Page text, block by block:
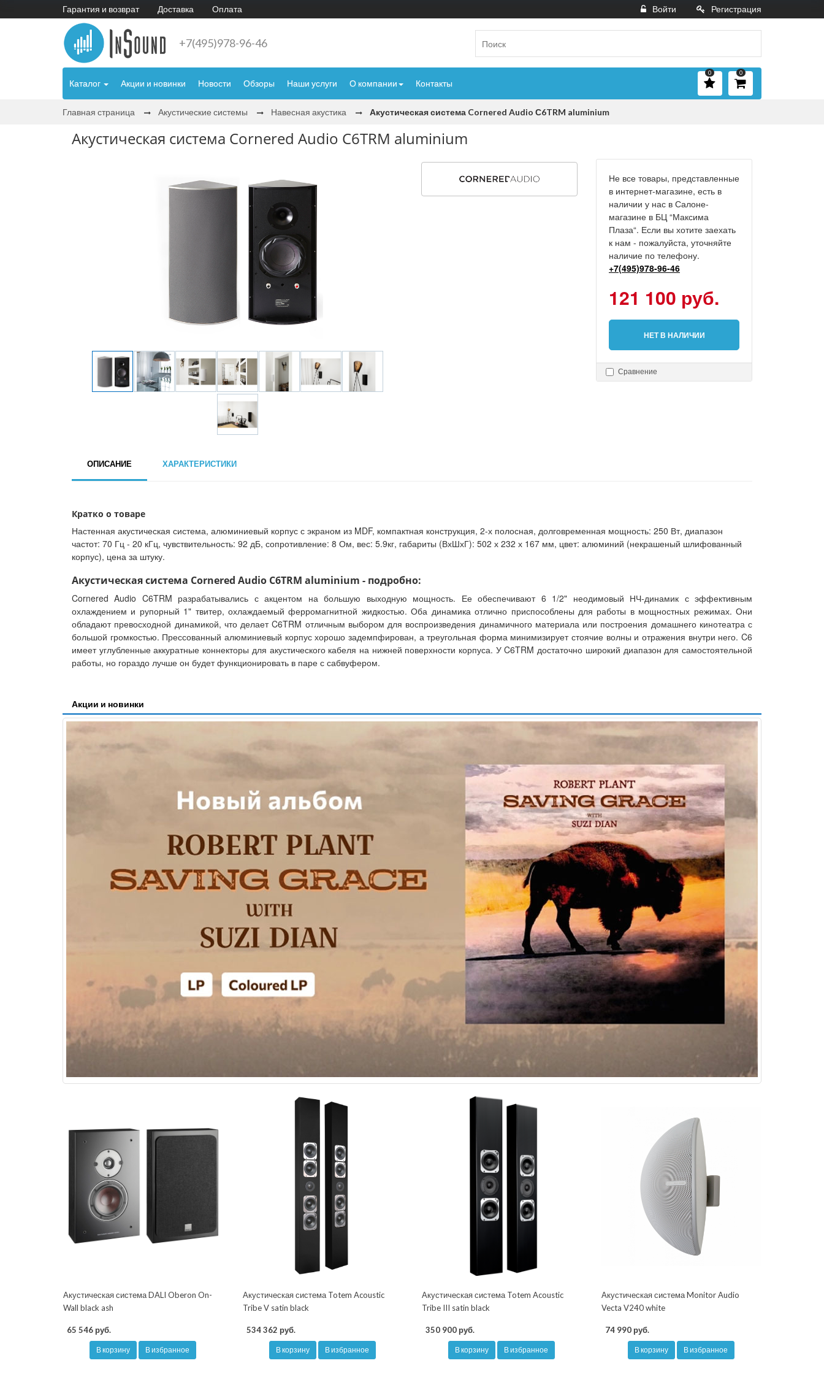
Гарантия и возврат Доставка Оплата Войти Регистрация
+7(495)978-96-46
Каталог Акции и новинки Новости Обзоры Наши услуги О компании Контакты
0
0
Главная страница Акустические системы Навесная акустика Акустическая система Cornered Audio С6TRM aluminium
Акустическая система Cornered Audio С6TRM aluminium
Не все товары, представленные
в интернет-магазине, есть в
наличии у нас в Салоне-
магазине в БЦ “Максима
Плаза“. Если вы хотите заехать
к нам - пожалуйста, уточняйте
наличие по телефону.
+7(495)978-96-46
121 100 руб.
НЕТ В НАЛИЧИИ
Сравнение
ОПИСАНИЕ ХАРАКТЕРИСТИКИ
Кратко о товаре
Настенная акустическая система, алюминиевый корпус с экраном из MDF, компактная конструкция, 2-х полосная, долговременная мощность: 250 Вт, диапазон
частот: 70 Гц - 20 кГц, чувствительность: 92 дБ, сопротивление: 8 Ом, вес: 5.9кг, габариты (ВхШхГ): 502 х 232 х 167 мм, цвет: алюминий (некрашеный шлифованный
корпус), цена за штуку.
Акустическая система Cornered Audio С6TRM aluminium - подробно:
Cornered Audio C6TRM разрабатывались с акцентом на большую выходную мощность. Ее обеспечивают 6 1/2" неодимовый НЧ-динамик с эффективным
охлаждением и рупорный 1" твитер, охлаждаемый ферромагнитной жидкостью. Оба динамика отлично приспособлены для работы в мощностных режимах. Они
обладают превосходной динамикой, что делает C6TRM отличным выбором для воспроизведения динамичного материала или построения домашнего кинотеатра с
большой громкостью. Прессованный алюминиевый корпус хорошо задемпфирован, а треугольная форма минимизирует стоячие волны и отражения внутри него. C6
имеет углубленные аккуратные коннекторы для акустического кабеля на нижней поверхности корпуса. У C6TRM достаточно широкий диапазон для самостоятельной
работы, но гораздо лучше он будет функционировать в паре с сабвуфером.
Акции и новинки
Акустическая система DALI Oberon On-
Wall black ash
65 546 руб.
В корзину В избранное
Акустическая система Totem Acoustic
Tribe V satin black
534 362 руб.
В корзину В избранное
Акустическая система Totem Acoustic
Tribe III satin black
350 900 руб.
В корзину В избранное
Акустическая система Monitor Audio
Vecta V240 white
74 990 руб.
В корзину В избранное